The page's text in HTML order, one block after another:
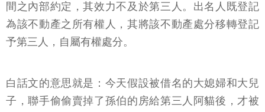
間之內部約定，其效力不及於第三人。出名人既登記
為該不動產之所有權人，其將該不動產處分移轉登記
予第三人，自屬有權處分。
白話文的意思就是：今天假設被借名的大媳婦和大兒
子，聯手偷偷賣掉了孫伯的房給第三人阿貓後，才被